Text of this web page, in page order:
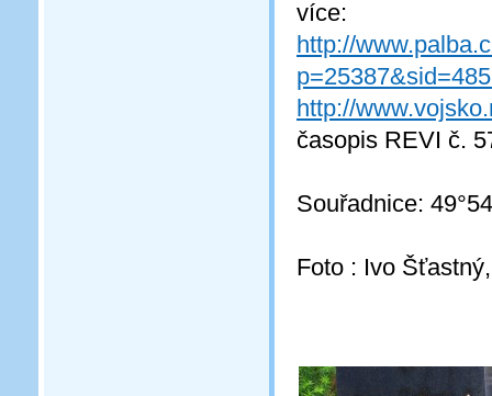
více:
http://
http://
časopis REVI č.
Souřadnice:
Foto : Ivo